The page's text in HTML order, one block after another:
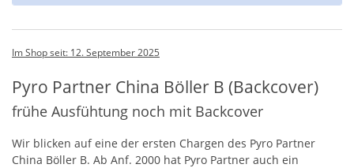
Im Shop seit: 12. September 2025
Pyro Partner China Böller B (Backcover)
frühe Ausfühtung noch mit Backcover
Wir blicken auf eine der ersten Chargen des Pyro Partner
China Böller B. Ab Anf. 2000 hat Pyro Partner auch ein